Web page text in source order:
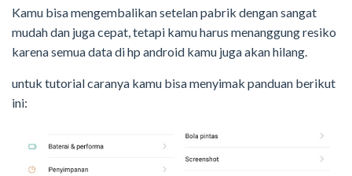
Kamu bisa mengembalikan setelan pabrik dengan sangat
mudah dan juga cepat, tetapi kamu harus menanggung resiko
karena semua data di hp android kamu juga akan hilang.
untuk tutorial caranya kamu bisa menyimak panduan berikut
ini: